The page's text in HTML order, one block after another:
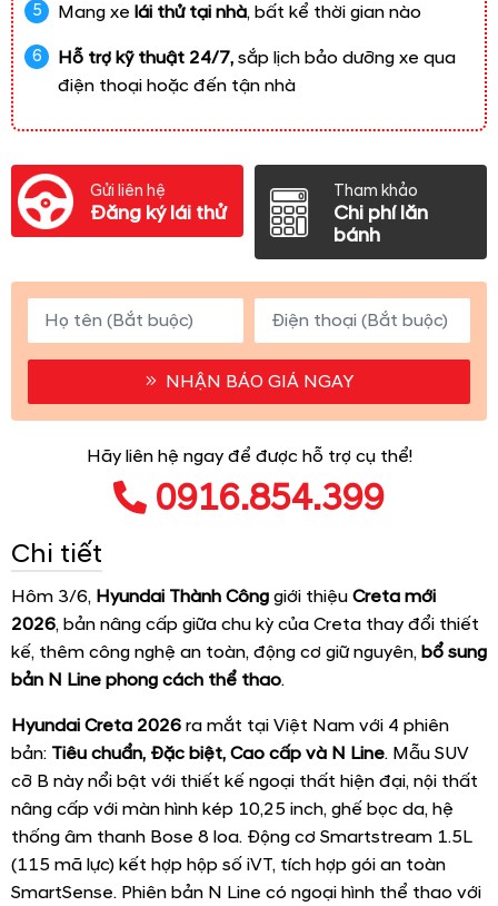
Mang xe lái thử tại nhà, bất kể thời gian nào
Hỗ trợ kỹ thuật 24/7, sắp lịch bảo dưỡng xe qua
điện thoại hoặc đến tận nhà
Gửi liên hệ
Đăng ký lái thử
Tham khảo
Chi phí lăn
bánh
NHẬN BÁO GIÁ NGAY
Hãy liên hệ ngay để được hỗ trợ cụ thể!
0916.854.399
Chi tiết
Hôm 3/6, Hyundai Thành Công giới thiệu Creta mới
2026, bản nâng cấp giữa chu kỳ của Creta thay đổi thiết
kế, thêm công nghệ an toàn, động cơ giữ nguyên, bổ sung
bản N Line phong cách thể thao.
Hyundai Creta 2026 ra mắt tại Việt Nam với 4 phiên
bản: Tiêu chuẩn, Đặc biệt, Cao cấp và N Line. Mẫu SUV
cỡ B này nổi bật với thiết kế ngoại thất hiện đại, nội thất
nâng cấp với màn hình kép 10,25 inch, ghế bọc da, hệ
thống âm thanh Bose 8 loa. Động cơ Smartstream 1.5L
(115 mã lực) kết hợp hộp số iVT, tích hợp gói an toàn
SmartSense. Phiên bản N Line có ngoại hình thể thao với